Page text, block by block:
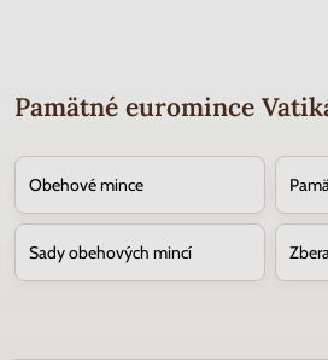
Pamätné euromince
Obehové mince
Sady obehových mincí